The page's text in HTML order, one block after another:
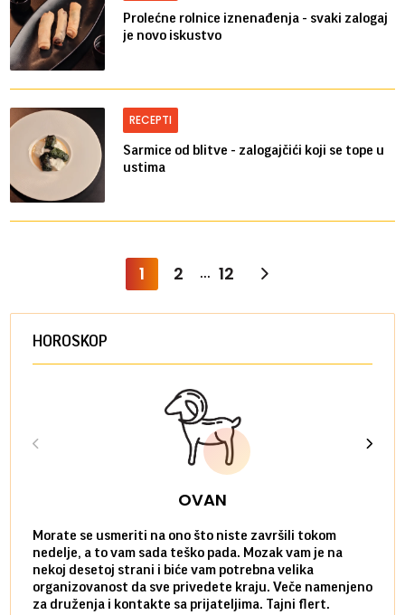
Prolećne rolnice iznenađenja - svaki zalogaj
je novo iskustvo
RECEPTI
Sarmice od blitve - zalogajčići koji se tope u
ustima
1 2 ... 12
HOROSKOP
OVAN
Morate se usmeriti na ono što niste završili tokom
nedelje, a to vam sada teško pada. Mozak vam je na
nekoj desetoj strani i biće vam potrebna velika
organizovanost da sve privedete kraju. Veče namenjeno
za druženja i kontakte sa prijateljima. Tajni flert.